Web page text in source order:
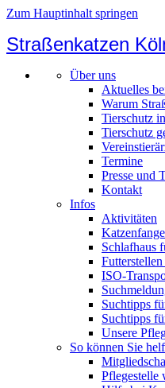
Zum Hauptinhalt springen
Straßenkatzen
Über uns
Aktuelles
Warum
Tierschutz
Tierschutz
Termine
Presse und
Kontakt
Infos
Aktivitäten
Schlafhaus
ISO-
Suchtipps
Suchtipps
Unsere
So können Sie
Pflegestelle